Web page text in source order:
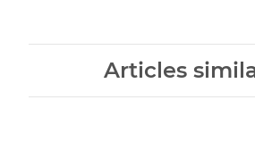
Articles